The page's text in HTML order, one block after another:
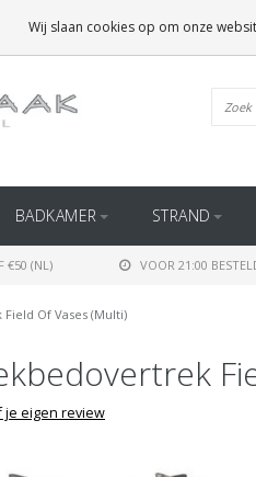
BELGIË)
BADKAMER STRAND
€50 (NL) VOOR 21:00
Of Vases (Multi)
je eigen review
Wij slaan cookies op om onze